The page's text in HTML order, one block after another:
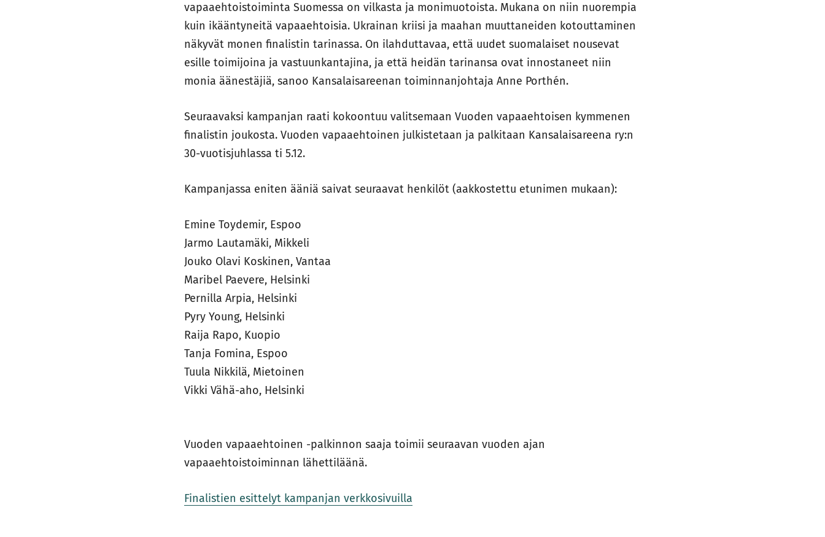
vapaaehtoistoiminta Suomessa on vilkasta ja monimuotoista. Mukana on niin nuorempia
kuin ikääntyneitä vapaaehtoisia. Ukrainan kriisi ja maahan muuttaneiden kotouttaminen
näkyvät monen finalistin tarinassa. On ilahduttavaa, että uudet suomalaiset nousevat
esille toimijoina ja vastuunkantajina, ja että heidän tarinansa ovat innostaneet niin
monia äänestäjiä, sanoo Kansalaisareenan toiminnanjohtaja Anne Porthén.
Seuraavaksi kampanjan raati kokoontuu valitsemaan Vuoden vapaaehtoisen kymmenen
finalistin joukosta. Vuoden vapaaehtoinen julkistetaan ja palkitaan Kansalaisareena ry:n
30-vuotisjuhlassa ti 5.12.
Kampanjassa eniten ääniä saivat seuraavat henkilöt (aakkostettu etunimen mukaan):
Emine Toydemir, Espoo
Jarmo Lautamäki, Mikkeli
Jouko Olavi Koskinen, Vantaa
Maribel Paevere, Helsinki
Pernilla Arpia, Helsinki
Pyry Young, Helsinki
Raija Rapo, Kuopio
Tanja Fomina, Espoo
Tuula Nikkilä, Mietoinen
Vikki Vähä-aho, Helsinki
Vuoden vapaaehtoinen -palkinnon saaja toimii seuraavan vuoden ajan
vapaaehtoistoiminnan lähettiläänä.
Finalistien esittelyt kampanjan verkkosivuilla